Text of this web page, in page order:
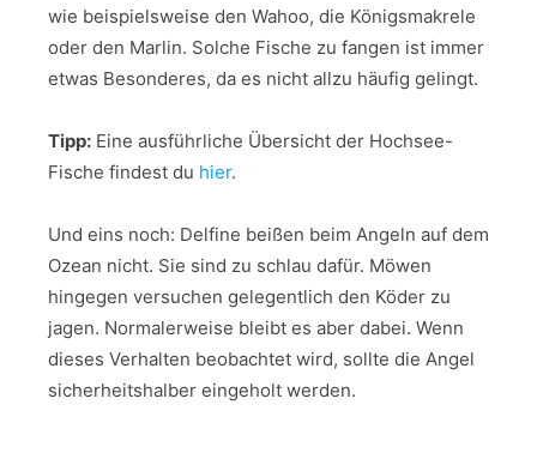
wie beispielsweise den Wahoo, die Königsmakrele
oder den Marlin. Solche Fische zu fangen ist immer
etwas Besonderes, da es nicht allzu häufig gelingt.
Tipp: Eine ausführliche Übersicht der Hochsee-
Fische findest du hier.
Und eins noch: Delfine beißen beim Angeln auf dem
Ozean nicht. Sie sind zu schlau dafür. Möwen
hingegen versuchen gelegentlich den Köder zu
jagen. Normalerweise bleibt es aber dabei. Wenn
dieses Verhalten beobachtet wird, sollte die Angel
sicherheitshalber eingeholt werden.